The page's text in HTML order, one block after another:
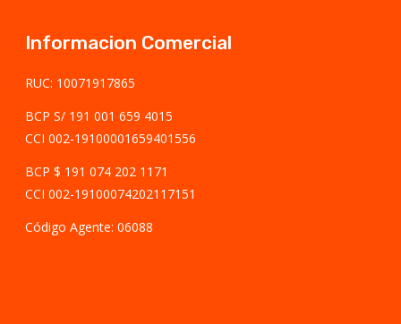
Informacion Comercial
RUC: 10071917865
BCP S/ 191 001 659 4015
CCI 002-19100001659401556
BCP $ 191 074 202 1171
CCI 002-19100074202117151
Código Agente: 06088